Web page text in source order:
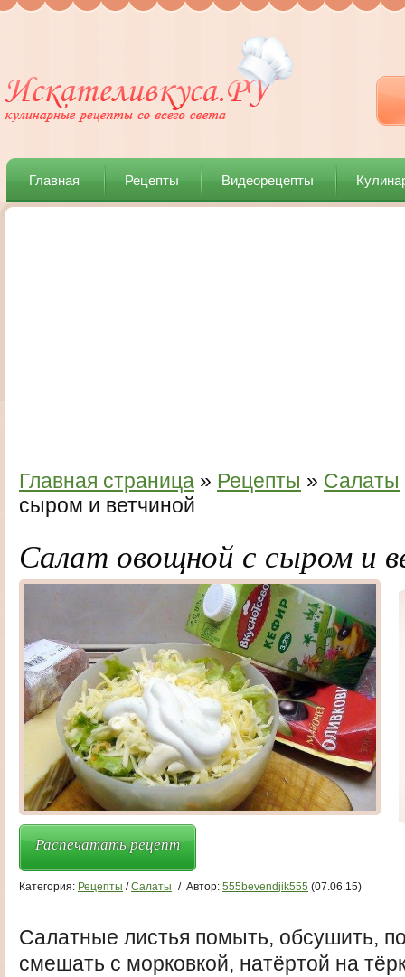
Главная Рецепты Видеорецепты
Главная страница » Рецепты » Салаты
сыром и ветчиной
Салат овощной с сыром и
Распечатать рецепт
Категория: Рецепты /Салаты / Автор: 555bevendjik555 (07.06.15)
Салатные листья помыть, обсушить,
смешать с морковкой, натёртой на